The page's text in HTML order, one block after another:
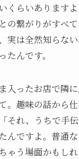
くらいあります
の繋がりがすべ
実は全然知らな
たんです。
入ったお店で隣
。趣味の話から
それ、うちで手
んですよ。普通
ゃう場面かもし